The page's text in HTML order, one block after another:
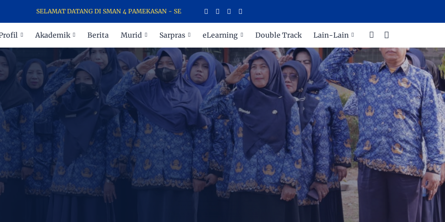
SELAMAT DATANG DI SMAN 4 PAMEKASAN - SEKOLAH PARA JUARA
Akademik Berita Murid Sarpras eLearning Double Track Lain-Lain